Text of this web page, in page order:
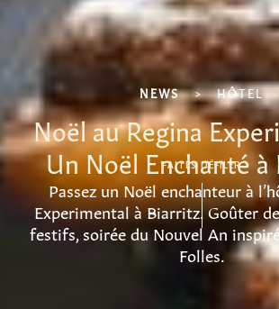
Noël au Regina
Un Noël Enchanté
Passez un Noël enchanteur à
Experimental à Biarritz. Goûter
festifs, soirée du Nouvel An
Folles.
NEWS > HÔTEL
FAITES DÉFILER